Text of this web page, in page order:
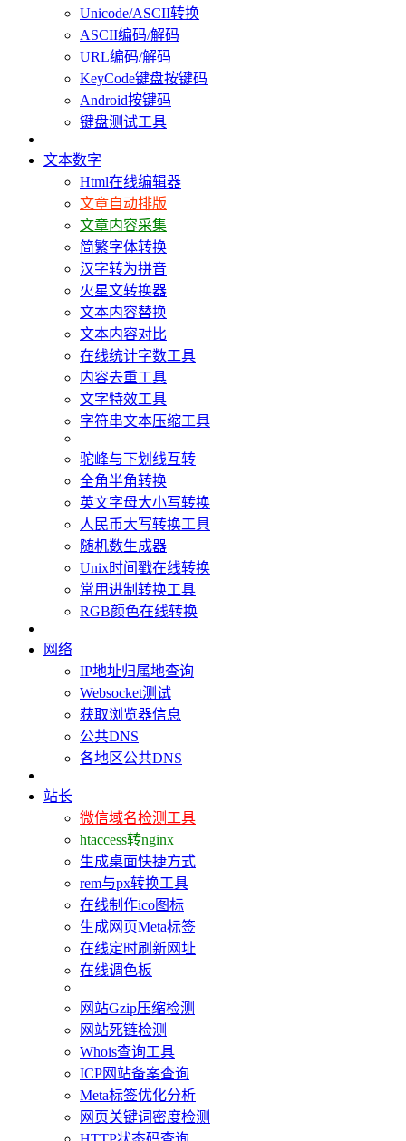
Unicode/ASCII转换
ASCII编码/解码
URL编码/解码
KeyCode键盘按键码
Android按键码
键盘测试工具
文本数字
Html在线编辑器
文章自动排版
文章内容采集
简繁字体转换
汉字转为拼音
火星文转换器
文本内容替换
文本内容对比
在线统计字数工具
内容去重工具
文字特效工具
字符串文本压缩工具
驼峰与下划线互转
全角半角转换
英文字母大小写转换
人民币大写转换工具
随机数生成器
Unix时间戳在线转换
常用进制转换工具
RGB颜色在线转换
网络
IP地址归属地查询
Websocket测试
获取浏览器信息
公共DNS
各地区公共DNS
站长
微信域名检测工具
htaccess转nginx
生成桌面快捷方式
rem与px转换工具
在线制作ico图标
生成网页Meta标签
在线定时刷新网址
在线调色板
网站Gzip压缩检测
网站死链检测
Whois查询工具
ICP网站备案查询
Meta标签优化分析
网页关键词密度检测